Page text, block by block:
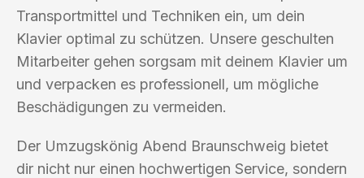
Transportmittel und Techniken ein, um dein
Klavier optimal zu schützen. Unsere geschulten
Mitarbeiter gehen sorgsam mit deinem Klavier um
und verpacken es professionell, um mögliche
Beschädigungen zu vermeiden.
Der Umzugskönig Abend Braunschweig bietet
dir nicht nur einen hochwertigen Service, sondern